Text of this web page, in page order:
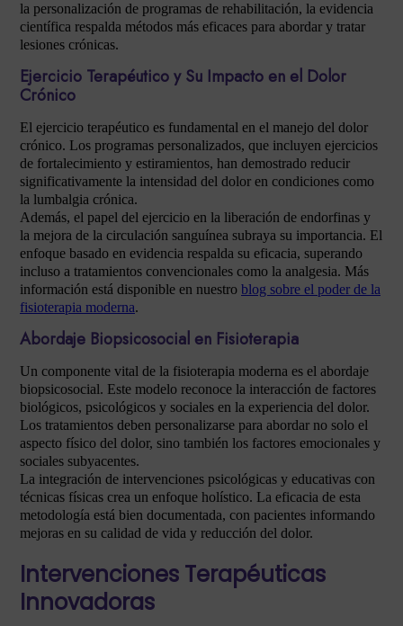
la personalización de programas de rehabilitación, la evidencia
científica respalda métodos más eficaces para abordar y tratar
lesiones crónicas.
Ejercicio Terapéutico y Su Impacto en el Dolor
Crónico
El ejercicio terapéutico es fundamental en el manejo del dolor
crónico. Los programas personalizados, que incluyen ejercicios
de fortalecimiento y estiramientos, han demostrado reducir
significativamente la intensidad del dolor en condiciones como
la lumbalgia crónica.
Además, el papel del ejercicio en la liberación de endorfinas y
la mejora de la circulación sanguínea subraya su importancia. El
enfoque basado en evidencia respalda su eficacia, superando
incluso a tratamientos convencionales como la analgesia. Más
información está disponible en nuestro blog sobre el poder de la
fisioterapia moderna.
Abordaje Biopsicosocial en Fisioterapia
Un componente vital de la fisioterapia moderna es el abordaje
biopsicosocial. Este modelo reconoce la interacción de factores
biológicos, psicológicos y sociales en la experiencia del dolor.
Los tratamientos deben personalizarse para abordar no solo el
aspecto físico del dolor, sino también los factores emocionales y
sociales subyacentes.
La integración de intervenciones psicológicas y educativas con
técnicas físicas crea un enfoque holístico. La eficacia de esta
metodología está bien documentada, con pacientes informando
mejoras en su calidad de vida y reducción del dolor.
Intervenciones Terapéuticas
Innovadoras